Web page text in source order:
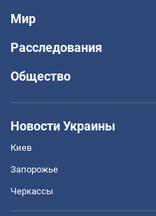
Мир
Расследования
Общество
Новости Украины
Киев
Запорожье
Черкассы